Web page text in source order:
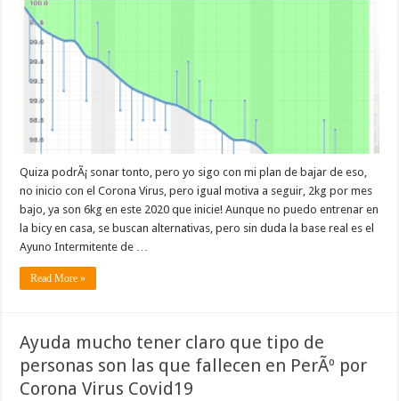
Quiza podrÃ¡ sonar tonto, pero yo sigo con mi plan de bajar de eso,
no inicio con el Corona Virus, pero igual motiva a seguir, 2kg por mes
bajo, ya son 6kg en este 2020 que inicie! Aunque no puedo entrenar en
la bicy en casa, se buscan alternativas, pero sin duda la base real es el
Ayuno Intermitente de …
Read More »
Ayuda mucho tener claro que tipo de
personas son las que fallecen en PerÃº por
Corona Virus Covid19